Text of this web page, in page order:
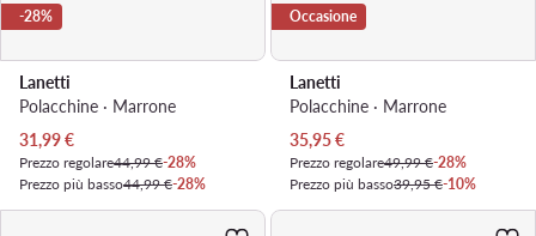
-28%
Lanetti
Polacchine · Marrone
Prezzo attuale
31,99€
Prezzo regolare44,99 €-28%
Prezzo più basso44,99 €-28%
Occasione
Lanetti
Polacchine · Marrone
Prezzo attuale
35,95€
Prezzo regolare49,99 €-28%
Prezzo più basso39,95 €-10%